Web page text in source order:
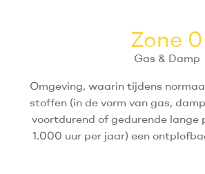
Zone 0
Gas & Damp
Omgeving, waarin tijdens
stoffen (in de vorm van gas,
voortdurend of gedurende lange
1.000 uur per jaar) een